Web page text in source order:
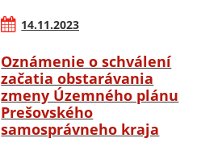
14.11.2023
Oznámenie o schválení
začatia obstarávania
zmeny Územného plánu
Prešovského
samosprávneho kraja